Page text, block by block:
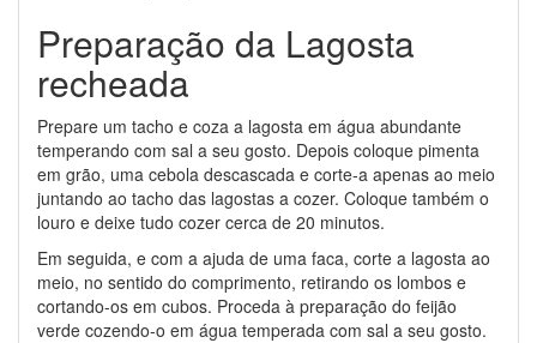
Preparação da Lagosta
recheada
Prepare um tacho e coza a lagosta em água abundante
temperando com sal a seu gosto. Depois coloque pimenta
em grão, uma cebola descascada e corte-a apenas ao meio
juntando ao tacho das lagostas a cozer. Coloque também o
louro e deixe tudo cozer cerca de 20 minutos.
Em seguida, e com a ajuda de uma faca, corte a lagosta ao
meio, no sentido do comprimento, retirando os lombos e
cortando-os em cubos. Proceda à preparação do feijão
verde cozendo-o em água temperada com sal a seu gosto.